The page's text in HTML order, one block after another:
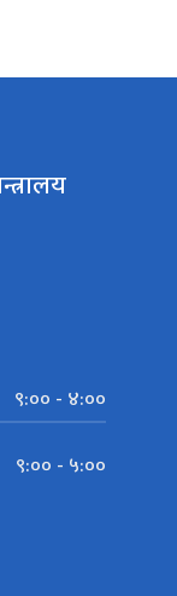
९:०० - ४:००
९:०० - ५:००